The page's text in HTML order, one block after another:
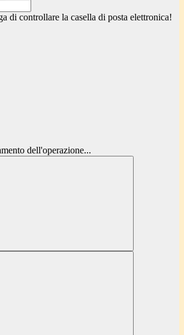
di controllare la casella di posta elettronica!
dell'operazione...